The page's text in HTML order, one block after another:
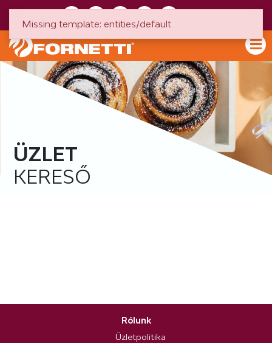
ÜZLET
KERESŐ
Rólunk
Üzletpolitika
Missing template: entities/default